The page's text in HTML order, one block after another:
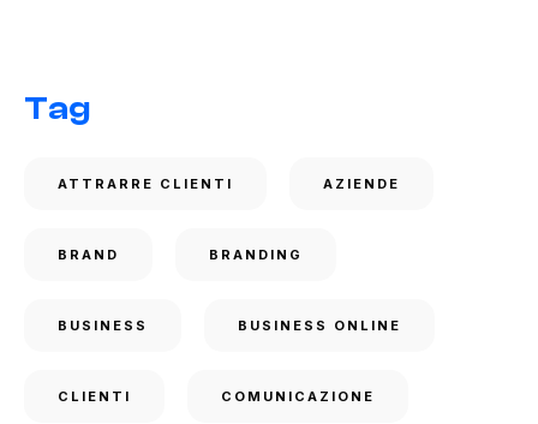
Tag
ATTRARRE CLIENTI AZIENDE
BRAND BRANDING
BUSINESS BUSINESS ONLINE
CLIENTI COMUNICAZIONE